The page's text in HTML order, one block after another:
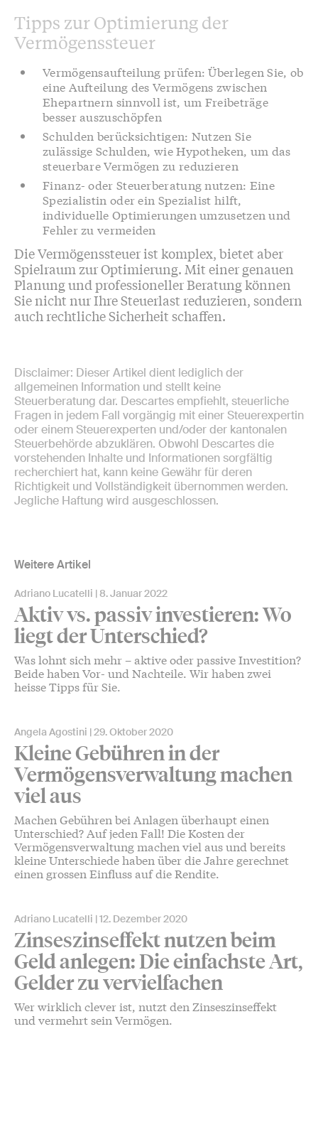
Tipps zur Optimierung der
Vermögenssteuer
Vermögensaufteilung prüfen: Überlegen Sie, ob
eine Aufteilung des Vermögens zwischen
Ehepartnern sinnvoll ist, um Freibeträge
besser auszuschöpfen
Schulden berücksichtigen: Nutzen Sie
zulässige Schulden, wie Hypotheken, um das
steuerbare Vermögen zu reduzieren
Finanz- oder Steuerberatung nutzen: Eine
Spezialistin oder ein Spezialist hilft,
individuelle Optimierungen umzusetzen und
Fehler zu vermeiden
Die Vermögenssteuer ist komplex, bietet aber
Spielraum zur Optimierung. Mit einer genauen
Planung und professioneller Beratung können
Sie nicht nur Ihre Steuerlast reduzieren, sondern
auch rechtliche Sicherheit schaffen.
Disclaimer: Dieser Artikel dient lediglich der
allgemeinen Information und stellt keine
Steuerberatung dar. Descartes empfiehlt, steuerliche
Fragen in jedem Fall vorgängig mit einer Steuerexpertin
oder einem Steuerexperten und/oder der kantonalen
Steuerbehörde abzuklären. Obwohl Descartes die
vorstehenden Inhalte und Informationen sorgfältig
recherchiert hat, kann keine Gewähr für deren
Richtigkeit und Vollständigkeit übernommen werden.
Jegliche Haftung wird ausgeschlossen.
Weitere Artikel
Adriano Lucatelli 8. Januar 2022
Aktiv vs. passiv investieren: Wo
liegt der Unterschied?
Was lohnt sich mehr – aktive oder passive Investition?
Beide haben Vor- und Nachteile. Wir haben zwei
heisse Tipps für Sie.
Angela Agostini 29. Oktober 2020
Kleine Gebühren in der
Vermögensverwaltung machen
viel aus
Machen Gebühren bei Anlagen überhaupt einen
Unterschied? Auf jeden Fall! Die Kosten der
Vermögensverwaltung machen viel aus und bereits
kleine Unterschiede haben über die Jahre gerechnet
einen grossen Einfluss auf die Rendite.
Adriano Lucatelli 12. Dezember 2020
Zinseszinseffekt nutzen beim
Geld anlegen: Die einfachste Art,
Gelder zu vervielfachen
Wer wirklich clever ist, nutzt den Zinseszinseffekt
und vermehrt sein Vermögen.